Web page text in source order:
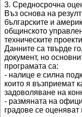
3. Средносрочна
Въз основа на
българските и
общинското
техническите
Данните са твърде
документ, но
програмата са:
- налице е силна
които я възприемат
задоволяване на
- размяната на
градове се